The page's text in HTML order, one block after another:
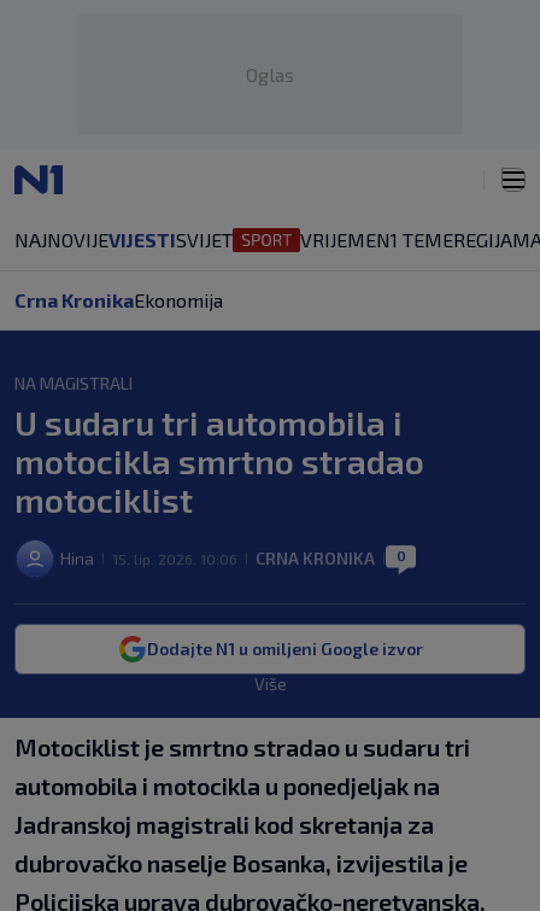
Oglas
NAJNOVIJEVIJESTISVIJET VRIJEMEN1 TEMEREGIJA
Crna KronikaEkonomija
NA MAGISTRALI
U sudaru tri automobila i
motocikla smrtno stradao
motociklist
Hina 15. lip. 2026. 10:06 CRNA KRONIKA 0
Dodajte N1 u omiljeni Google izvor
Više
Motociklist je smrtno stradao u sudaru tri
automobila i motocikla u ponedjeljak na
Jadranskoj magistrali kod skretanja za
dubrovačko naselje Bosanka, izvijestila je
Policijska uprava dubrovačko-neretvanska.